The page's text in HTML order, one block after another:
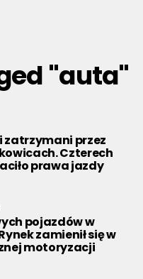
"auta"
zatrzymani przez
Czterech
prawa jazdy
pojazdów w
zamienił się w
motoryzacji